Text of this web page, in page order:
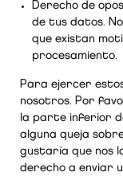
Derecho de
de tus datos.
que existan
procesamiento.
Para ejercer
nosotros. Por
la parte inferior
alguna queja
gustaría que nos
derecho a enviar